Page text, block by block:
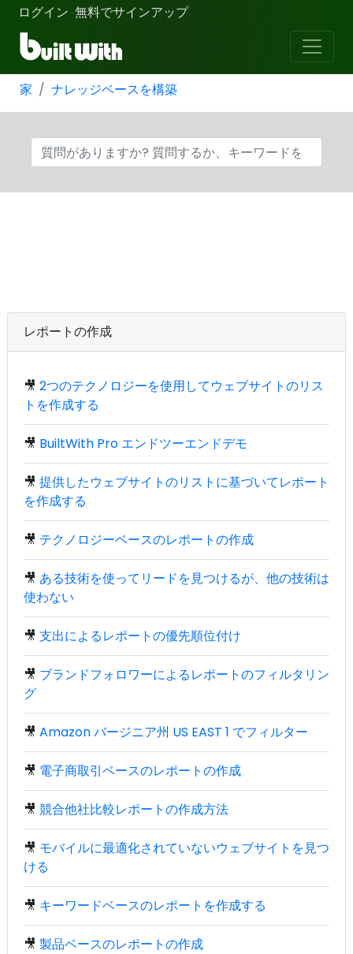
ログイン ·無料でサインアップ
家 ナレッジベースを構築
レポートの作成
🎥 2つのテクノロジーを使用してウェブサイトのリス
トを作成する
🎥 BuiltWith Pro エンドツーエンドデモ
🎥 提供したウェブサイトのリストに基づいてレポート
を作成する
🎥 テクノロジーベースのレポートの作成
🎥 ある技術を使ってリードを見つけるが、他の技術は
使わない
🎥 支出によるレポートの優先順位付け
🎥 ブランドフォロワーによるレポートのフィルタリン
グ
🎥 Amazon バージニア州 US EAST 1 でフィルター
🎥 電子商取引ベースのレポートの作成
🎥 競合他社比較レポートの作成方法
🎥 モバイルに最適化されていないウェブサイトを見つ
ける
🎥 キーワードベースのレポートを作成する
🎥 製品ベースのレポートの作成